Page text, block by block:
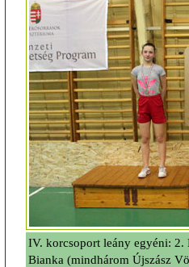
IV. korcsoport leány egyéni:
Bianka (mindhárom Újszász